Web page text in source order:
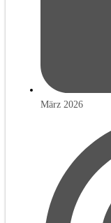
März 2026